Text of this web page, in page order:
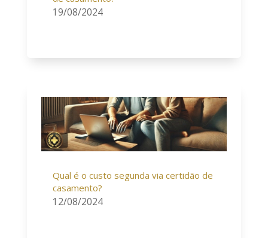
19/08/2024
Qual é o custo segunda via certidão de
casamento?
12/08/2024